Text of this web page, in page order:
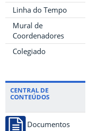
Linha do Tempo
Mural de
Coordenadores
Colegiado
CENTRAL DE
CONTEÚDOS
Documentos